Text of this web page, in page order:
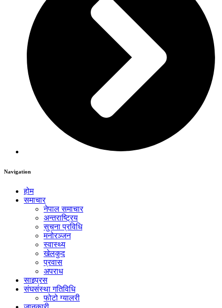
Navigation
होम
समाचार
नेपाल समाचार
अन्तराष्ट्रिय
सुचना प्रविधि
मनोरञ्जन
स्वास्थ्य
खेलकुद
प्रवास
अपराध
साइप्रस
संघसंस्था गतिविधि
फोटो ग्यालरी